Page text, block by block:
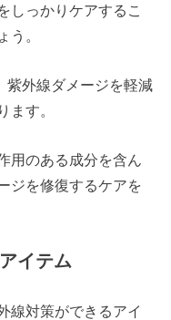
しっかりケアするこ
う。
紫外線ダメージを軽減
ます。
用のある成分を含ん
ジを修復するケアを
イテム
線対策ができるアイ